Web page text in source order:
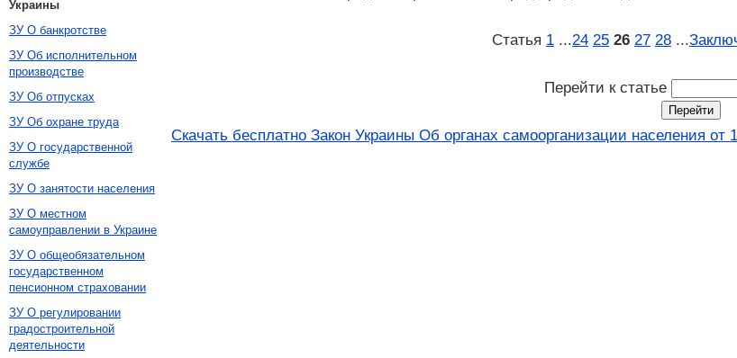
Статья 1 ...24 25 26 27 28 ...
Перейти к статье
Скачать бесплатно Закон Украины Об органах самоорганизации населения
Украины
ЗУ О банкротстве
ЗУ Об исполнительном
производстве
ЗУ Об отпусках
ЗУ Об охране труда
ЗУ О государственной
службе
ЗУ О занятости населения
ЗУ О местном
самоуправлении в Украине
ЗУ О общеобязательном
государственном
пенсионном страховании
ЗУ О регулировании
градостроительной
деятельности